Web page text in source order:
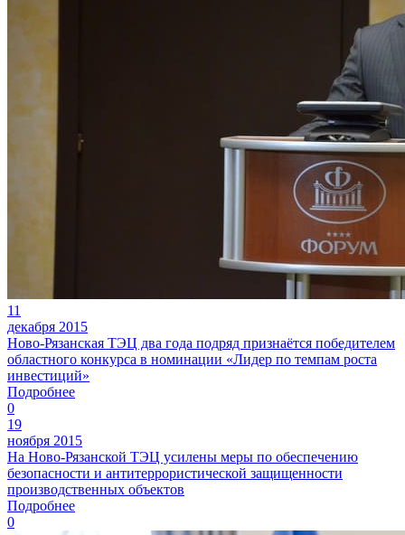
11
декабря 2015
Ново-Рязанская ТЭЦ два года подряд признаётся победителем
областного конкурса в номинации «Лидер по темпам роста
инвестиций»
Подробнее
0
19
ноября 2015
На Ново-Рязанской ТЭЦ усилены меры по обеспечению
безопасности и антитеррористической защищенности
производственных объектов
Подробнее
0